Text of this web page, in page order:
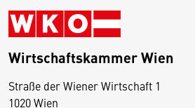
Wirtschaftskammer Wien
Straße der Wiener Wirtschaft 1
1020 Wien